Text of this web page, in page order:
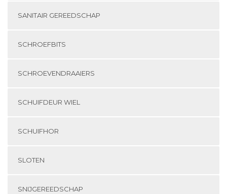
SANITAIR GEREEDSCHAP
SCHROEFBITS
SCHROEVENDRAAIERS
SCHUIFDEUR WIEL
SCHUIFHOR
SLOTEN
SNIJGEREEDSCHAP